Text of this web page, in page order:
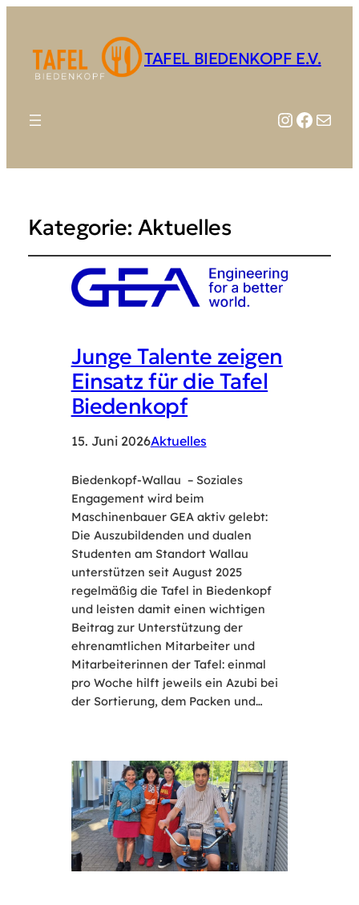
TAFEL BIEDENKOPF E.V.
E-Mail
Kategorie: Aktuelles
Junge Talente zeigen
Einsatz für die Tafel
Biedenkopf
15. Juni 2026Aktuelles
Biedenkopf-Wallau – Soziales
Engagement wird beim
Maschinenbauer GEA aktiv gelebt:
Die Auszubildenden und dualen
Studenten am Standort Wallau
unterstützen seit August 2025
regelmäßig die Tafel in Biedenkopf
und leisten damit einen wichtigen
Beitrag zur Unterstützung der
ehrenamtlichen Mitarbeiter und
Mitarbeiterinnen der Tafel: einmal
pro Woche hilft jeweils ein Azubi bei
der Sortierung, dem Packen und…